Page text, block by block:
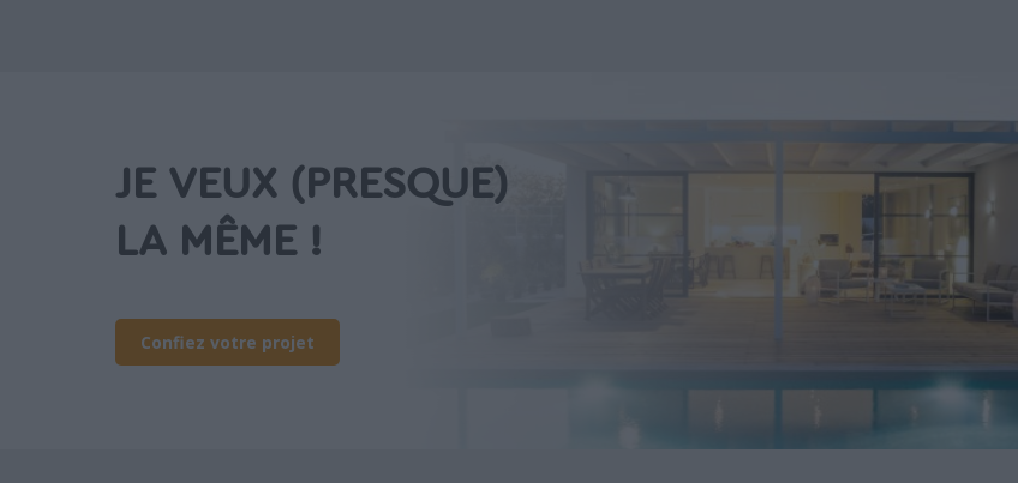
JE VEUX (PRESQUE)
LA MÊME !
Confiez votre projet